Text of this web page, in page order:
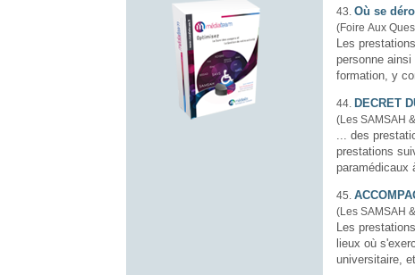
43. Où se
(Foire Aux
Les
personne
formation, y
44. DECRET
(Les SAMSAH
... des
prestations suivantes : a) La dispensation et la
paramédicaux
45.
(Les SAMSAH
Les
lieux où
universitaire,